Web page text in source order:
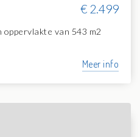
€ 2.499
van 543 m2
Meer info